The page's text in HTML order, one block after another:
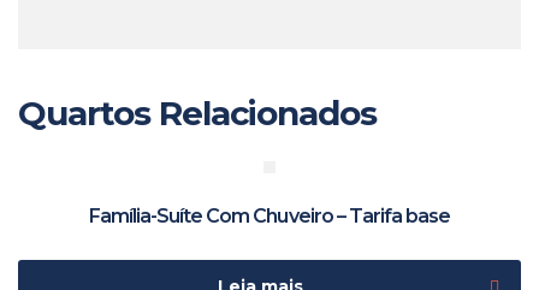
Quartos Relacionados
Família-Suíte Com Chuveiro – Tarifa base